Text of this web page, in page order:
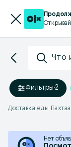
Что
Фильтры·2
Доставка еды
Нет